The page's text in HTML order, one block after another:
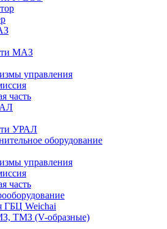
МАЗ
управления
часть
УРАЛ
оборудование
управления
часть
ГБЦ Weichai
ТМЗ (V-образные)